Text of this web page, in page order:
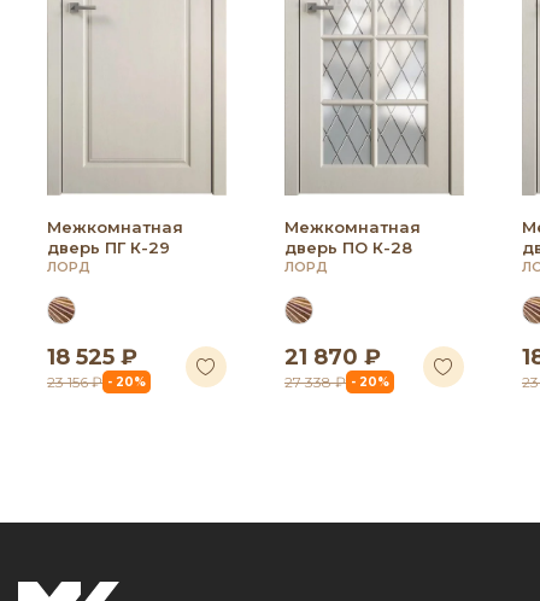
Межкомнатная
дверь ПГ К-29
ЛОРД
18 525 ₽
23 156 ₽ - 20%
Межкомнатная
дверь ПО К-28
ЛОРД
21 870 ₽
27 338 ₽ - 20%